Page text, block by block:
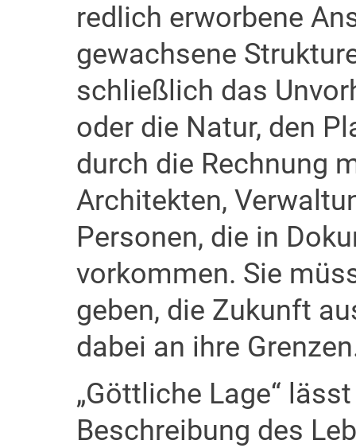
redlich erworbene
gewachsene
schließlich das
oder die Natur, den
durch die Rechnung
Architekten,
Personen, die in
vorkommen. Sie
geben, die Zukunft
dabei an ihre
„Göttliche Lage“
Beschreibung des